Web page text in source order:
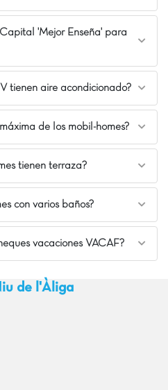
y 30 min de Port Aventura
pie del camping
'Mejor Enseña' para
tienen aire acondicionado?
de los mobil-homes?
tienen terraza?
con varios baños?
vacaciones VACAF?
de l'Àliga